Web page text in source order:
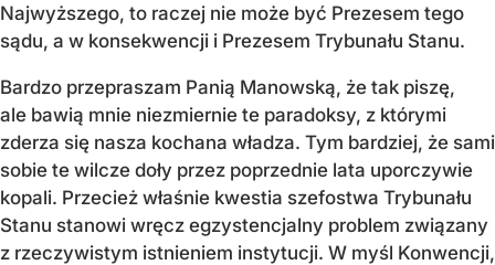
Najwyższego, to raczej nie może być Prezesem tego
sądu, a w konsekwencji i Prezesem Trybunału Stanu.
Bardzo przepraszam Panią Manowską, że tak piszę,
ale bawią mnie niezmiernie te paradoksy, z którymi
zderza się nasza kochana władza. Tym bardziej, że sami
sobie te wilcze doły przez poprzednie lata uporczywie
kopali. Przecież właśnie kwestia szefostwa Trybunału
Stanu stanowi wręcz egzystencjalny problem związany
z rzeczywistym istnieniem instytucji. W myśl Konwencji,